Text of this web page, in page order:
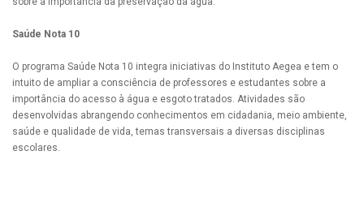
Saúde Nota 10
O programa Saúde Nota 10 integra iniciativas do Instituto Aegea e tem o
intuito de ampliar a consciência de professores e estudantes sobre a
importância do acesso à água e esgoto tratados. Atividades são
desenvolvidas abrangendo conhecimentos em cidadania, meio ambiente,
saúde e qualidade de vida, temas transversais a diversas disciplinas
escolares.